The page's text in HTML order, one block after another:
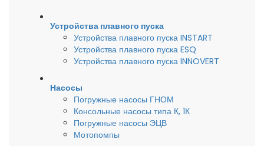
Устройства плавного пуска
Устройства плавного пуска INSTART
Устройства плавного пуска ESQ
Устройства плавного пуска INNOVERT
Насосы
Погружные насосы ГНОМ
Консольные насосы типа К, 1К
Погружные насосы ЭЦВ
Мотопомпы